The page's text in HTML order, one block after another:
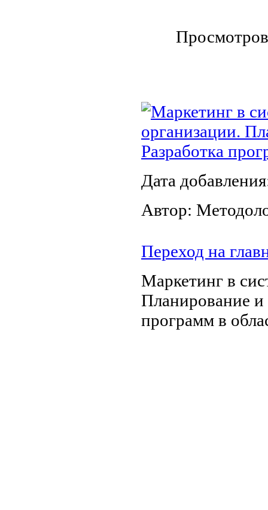
Маркетинг в
организации.
Разработка
Дата
Автор:
Переход на
Маркетинг в
Планирование и
программ в